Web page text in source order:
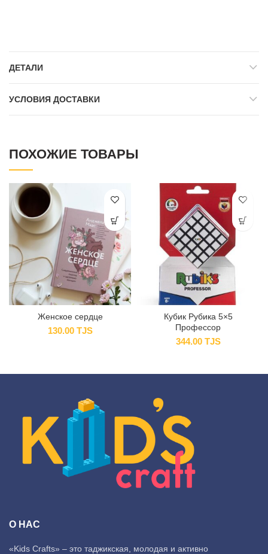
ДЕТАЛИ
УСЛОВИЯ ДОСТАВКИ
ПОХОЖИЕ ТОВАРЫ
Женское сердце
130.00 TJS
Кубик Рубика 5×5
Профессор
344.00 TJS
О НАС
«Kids Crafts» – это таджикская, молодая и активно